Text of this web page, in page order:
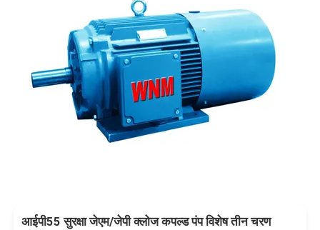
आईपी55 सुरक्षा जेएम/जेपी क्लोज कपल्ड पंप विशेष तीन चरण